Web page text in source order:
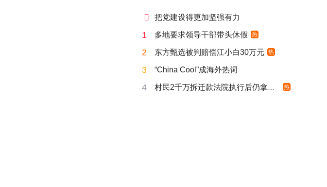
 把党建设得更加坚强有力
1 多地要求领导干部带头休假 热
2 东方甄选被判赔偿江小白30万元 热
3 “China Cool”成海外热词
4 村民2千万拆迁款法院执行后仍拿不到 热